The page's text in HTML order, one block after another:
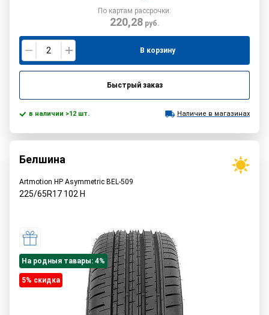
По картам рассрочки:
220,28руб.
В корзину
Быстрый заказ
в наличии >12 шт. Наличие в магазинах
Белшина
Artmotion HP Asymmetric BEL-509
225/65R17 102 H
На родныя тавары: 4%
5% cкидка